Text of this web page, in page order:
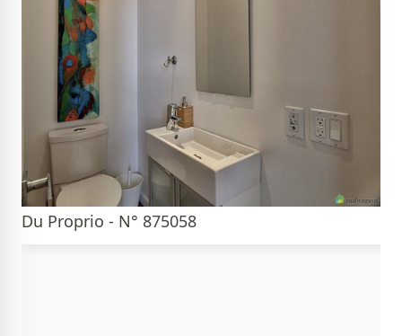
Du Proprio - N° 875058